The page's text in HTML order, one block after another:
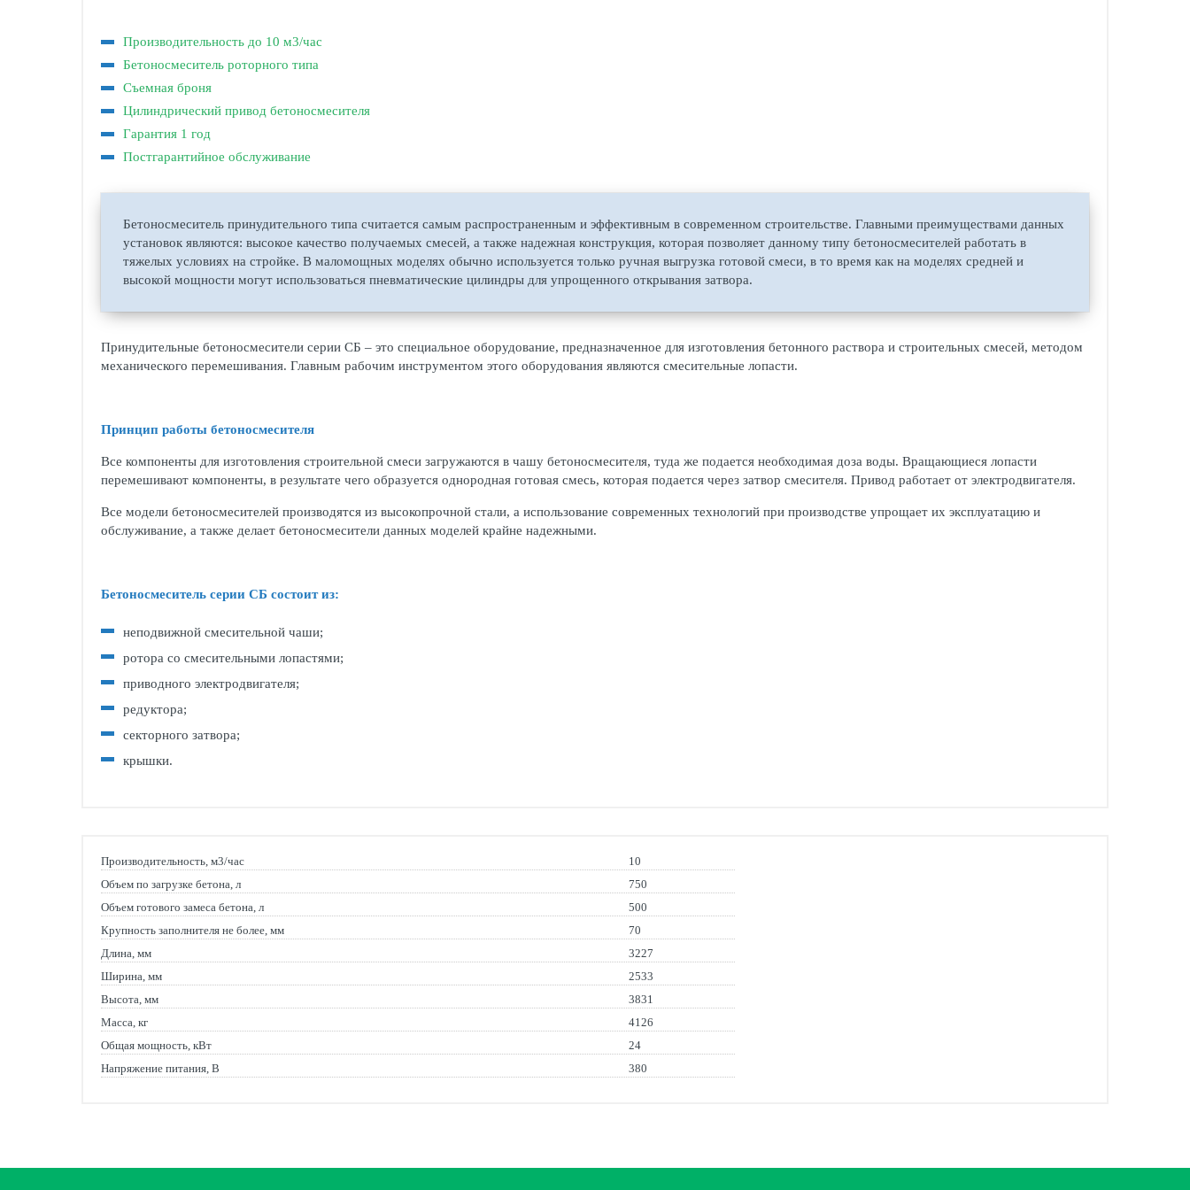
Производительность до 10 м3/час
Бетоносмеситель роторного типа
Съемная броня
Цилиндрический привод бетоносмесителя
Гарантия 1 год
Постгарантийное обслуживание
Бетоносмеситель принудительного типа считается самым распространенным и эффективным в современном строительстве. Главными преимуществами данных
установок являются: высокое качество получаемых смесей, а также надежная конструкция, которая позволяет данному типу бетоносмесителей работать в
тяжелых условиях на стройке. В маломощных моделях обычно используется только ручная выгрузка готовой смеси, в то время как на моделях средней и
высокой мощности могут использоваться пневматические цилиндры для упрощенного открывания затвора.
Принудительные бетоносмесители серии СБ – это специальное оборудование, предназначенное для изготовления бетонного раствора и строительных смесей, методом
механического перемешивания. Главным рабочим инструментом этого оборудования являются смесительные лопасти.
Принцип работы бетоносмесителя
Все компоненты для изготовления строительной смеси загружаются в чашу бетоносмесителя, туда же подается необходимая доза воды. Вращающиеся лопасти
перемешивают компоненты, в результате чего образуется однородная готовая смесь, которая подается через затвор смесителя. Привод работает от электродвигателя.
Все модели бетоносмесителей производятся из высокопрочной стали, а использование современных технологий при производстве упрощает их эксплуатацию и
обслуживание, а также делает бетоносмесители данных моделей крайне надежными.
Бетоносмеситель серии СБ состоит из:
неподвижной смесительной чаши;
ротора со смесительными лопастями;
приводного электродвигателя;
редуктора;
секторного затвора;
крышки.
Производительность, м3/час
10
Объем по загрузке бетона, л
750
Объем готового замеса бетона, л
500
Крупность заполнителя не более, мм
70
Длина, мм
3227
Ширина, мм
2533
Высота, мм
3831
Масса, кг
4126
Общая мощность, кВт
24
Напряжение питания, В
380